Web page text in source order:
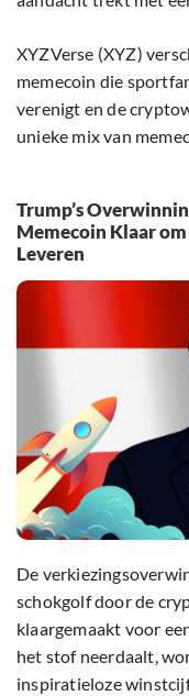
XYZVerse (XYZ)
memecoin die
verenigt en de
unieke mix van
Trump’s
Memecoin Klaar
Leveren
De
schokgolf door de
klaargemaakt voor
het stof neerdaalt,
inspiratieloze